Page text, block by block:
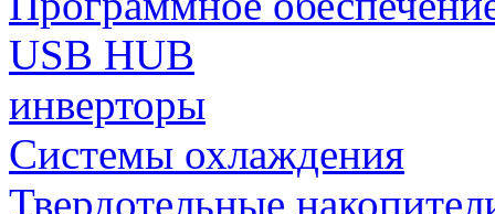
USB HUB
инверторы
Системы охлаждения
Твердотельные